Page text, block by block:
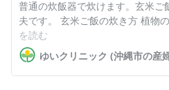
医師プロ
English